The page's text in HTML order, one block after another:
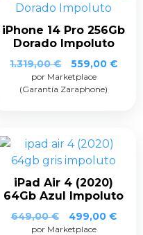
iPhone 14 Pro 256Gb
Dorado Impoluto
1.319,00€ 559,00 €
por Marketplace
(Garantía Zaraphone)
iPad Air 4 (2020)
64Gb Azul Impoluto
649,00€ 499,00 €
por Marketplace